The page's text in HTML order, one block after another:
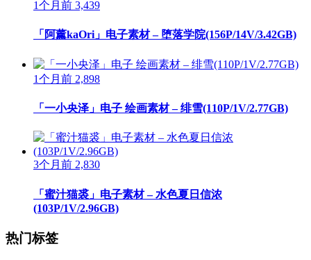
1个月前 3,439
「阿薰kaOri」电子素材 – 堕落学院(156P/14V/3.42GB)
1个月前 2,898
「一小央泽」电子 绘画素材 – 绯雪(110P/1V/2.77GB)
3个月前 2,830
「蜜汁猫裘」电子素材 – 水色夏日信浓
(103P/1V/2.96GB)
热门标签